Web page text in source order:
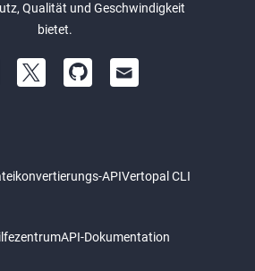
Qualität und Geschwindigkeit
bietet.
APIVertopal CLI
API-Dokumentation